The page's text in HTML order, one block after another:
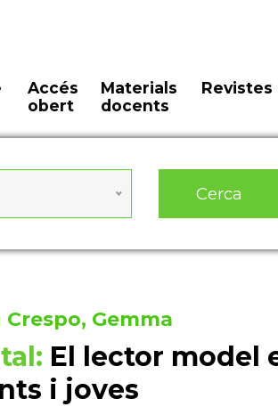
Accés
obert
Materials
docents
Revistes
Cerca
Gemma
El lector model
i joves